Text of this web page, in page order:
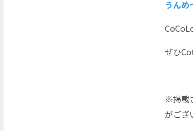
うんめ
ぜひ
※掲載
がござ